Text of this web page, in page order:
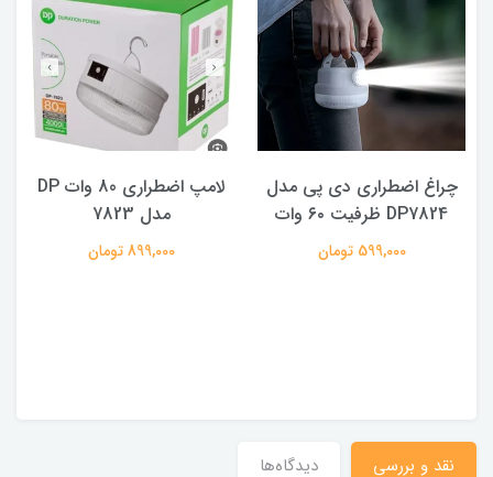
چراغ اضطراری دی پی مدل
DP7824 ظرفیت ۶۰ وات
599,000 تومان
لامپ اضطراری 80 وات DP
مدل 7823
899,000 تومان
نقد و بررسی دیدگاه‌ها